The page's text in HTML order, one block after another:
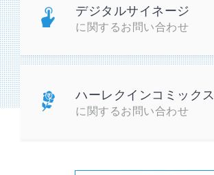
デジタルサイネージ
に関するお問い合わせ
ハーレクインコミックス
に関するお問い合わせ